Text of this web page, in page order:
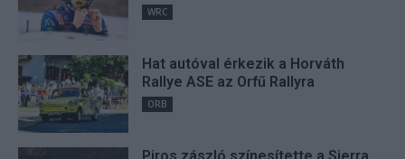
WRC
Hat autóval érkezik a Horváth
Rallye ASE az Orfű Rallyra
ORB
Piros zászló színesítette a Sierra